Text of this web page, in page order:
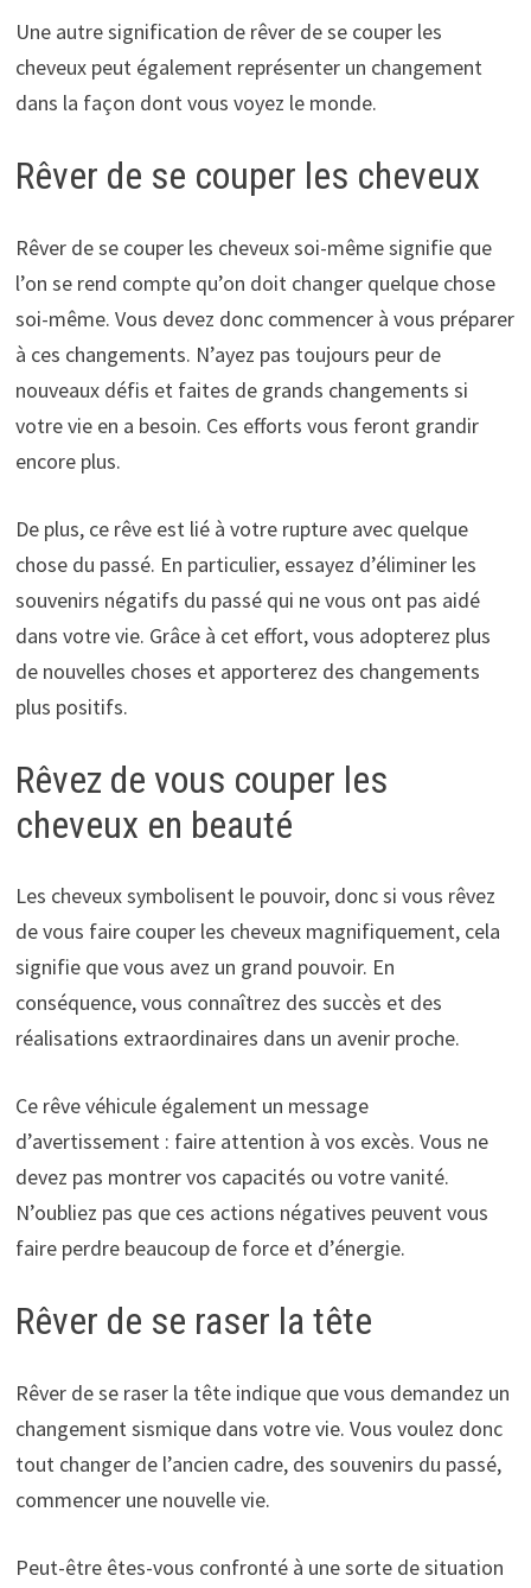
Une autre signification de rêver de se couper les
cheveux peut également représenter un changement
dans la façon dont vous voyez le monde.
Rêver de se couper les cheveux
Rêver de se couper les cheveux soi-même signifie que
l’on se rend compte qu’on doit changer quelque chose
soi-même. Vous devez donc commencer à vous préparer
à ces changements. N’ayez pas toujours peur de
nouveaux défis et faites de grands changements si
votre vie en a besoin. Ces efforts vous feront grandir
encore plus.
De plus, ce rêve est lié à votre rupture avec quelque
chose du passé. En particulier, essayez d’éliminer les
souvenirs négatifs du passé qui ne vous ont pas aidé
dans votre vie. Grâce à cet effort, vous adopterez plus
de nouvelles choses et apporterez des changements
plus positifs.
Rêvez de vous couper les
cheveux en beauté
Les cheveux symbolisent le pouvoir, donc si vous rêvez
de vous faire couper les cheveux magnifiquement, cela
signifie que vous avez un grand pouvoir. En
conséquence, vous connaîtrez des succès et des
réalisations extraordinaires dans un avenir proche.
Ce rêve véhicule également un message
d’avertissement : faire attention à vos excès. Vous ne
devez pas montrer vos capacités ou votre vanité.
N’oubliez pas que ces actions négatives peuvent vous
faire perdre beaucoup de force et d’énergie.
Rêver de se raser la tête
Rêver de se raser la tête indique que vous demandez un
changement sismique dans votre vie. Vous voulez donc
tout changer de l’ancien cadre, des souvenirs du passé,
commencer une nouvelle vie.
Peut-être êtes-vous confronté à une sorte de situation